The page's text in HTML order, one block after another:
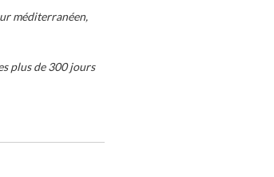
méditerranéen,
plus de 300 jours